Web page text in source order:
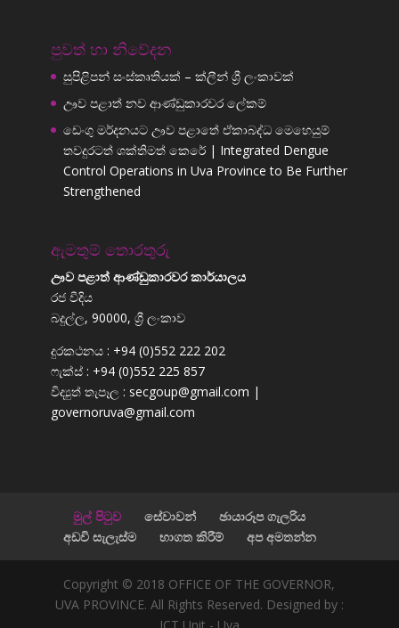
පුවත් හා නිවේදන
සුපිළිපන් සංස්කෘතියක් – ක්ලීන් ශ්‍රී ලංකාවක්
ඌව පළාත් නව ආණ්ඩුකාරවර ලේකම්
ඩෙංගු මර්දනයට ඌව පළාතේ ඒකාබද්ධ මෙහෙයුම්
තවදුරටත් ශක්තිමත් කෙරේ | Integrated Dengue
Control Operations in Uva Province to Be Further
Strengthened
ඇමතුම් තොරතුරු
ඌව පළාත් ආණ්ඩුකාරවර කාර්යාලය
රජ වීදිය
බදුල්ල, 90000, ශ්‍රී ලංකාව
දුරකථනය : +94 (0)552 222 202
ෆැක්ස් : +94 (0)552 225 857
විද්‍යුත් තැපෑල : secgoup@gmail.com |
governoruva@gmail.com
මුල් පිටුව සේවාවන්
ඡායාරූප ගැලරිය
අඩවි සැලැස්ම
භාගත කිරීම් අප අමතන්න
Copyright © 2018 OFFICE OF THE GOVERNOR,
UVA PROVINCE. All Rights Reserved. Designed by :